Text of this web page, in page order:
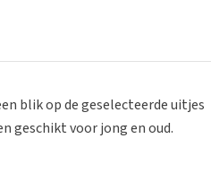
blik op de geselecteerde uitjes
geschikt voor jong en oud.